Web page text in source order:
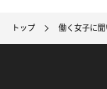
トップ 働く女子に